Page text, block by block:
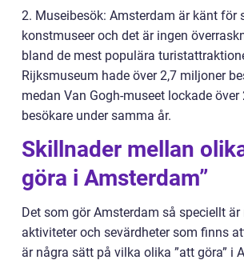
2. Museibesök: Amsterdam är känt för
konstmuseer och det är ingen
bland de mest populära
Rijksmuseum hade över 2,7 miljoner
medan Van Gogh-museet lockade över
besökare under samma år.
Skillnader mellan
göra i Amsterdam”
Det som gör Amsterdam så speciellt
aktiviteter och sevärdheter som finns
är några sätt på vilka olika ”att göra” i